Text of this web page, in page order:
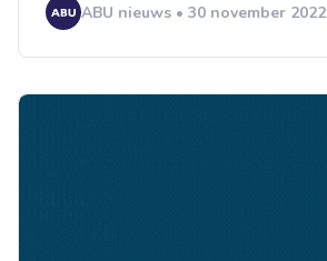
ABU nieuws • 30 november 2022